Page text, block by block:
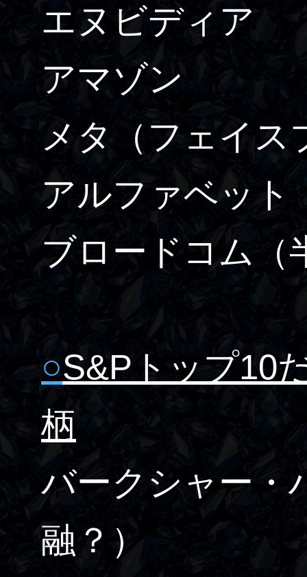
エヌビディア
アマゾン
メタ
（フェイ
アルファベット
ブロードコム
○S&Pトップ10
柄
バークシャー・
融？）